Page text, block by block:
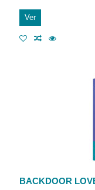
Ver
BACKDOOR